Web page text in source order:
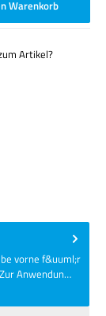
Warenkorb
Artikel?
vorne f&uuml;r
Anwendun…